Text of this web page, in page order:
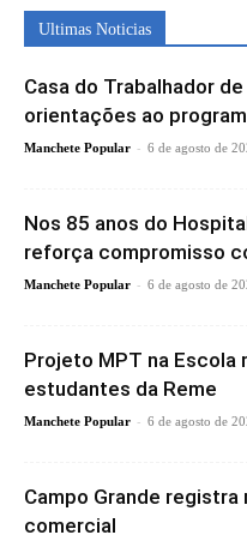
Ultimas Noticias
Casa do Trabalhador
orientações ao
Manchete Popular - 6 de agosto de
Nos 85 anos do
reforça compromisso
Manchete Popular - 6 de agosto de
Projeto MPT na
estudantes da Reme
Manchete Popular - 6 de agosto de
Campo Grande
comercial